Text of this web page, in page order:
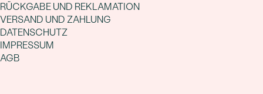
RÜCKGABE UND REKLAMATION
VERSAND UND ZAHLUNG
DATENSCHUTZ
IMPRESSUM
AGB